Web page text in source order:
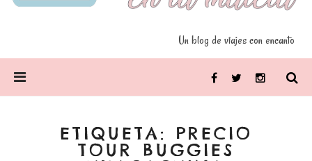
Un blog de viajes con encanto
FacebookTwitter Instagram
ETIQUETA: PRECIO
TOUR BUGGIES